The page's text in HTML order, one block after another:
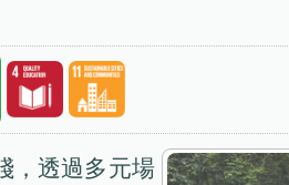
，透過多元場